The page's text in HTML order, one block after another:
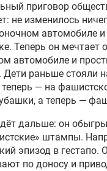
приговор
не изменилось
автомобиле
Теперь он мечтает
автомобиле и
раньше стояли
теперь — на
а теперь —
дальше: он
штампы.
эпизод в гестапо.
по доносу и